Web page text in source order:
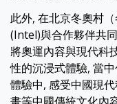
此外, 在北京冬奧村
(Intel)與合作夥伴共
將奧運內容與現代科
性的沉浸式體驗, 當
體驗中, 感受中國現